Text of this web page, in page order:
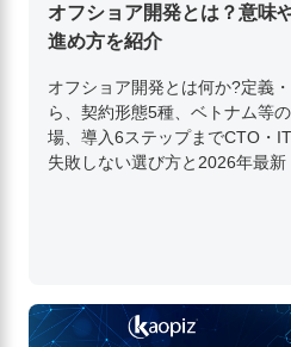
オフショア開発とは？意味
進め方を紹介
オフショア開発とは何か?定義
ら、契約形態5種、ベトナム等
場、導入6ステップまでCTO・
失敗しない選び方と2026年最新